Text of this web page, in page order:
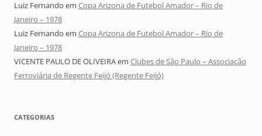
Luiz Fernando em Copa Arizona de Futebol Amador – Rio de
Janeiro – 1978
Luiz Fernando em Copa Arizona de Futebol Amador – Rio de
Janeiro – 1978
VICENTE PAULO DE OLIVEIRAem Clubes de São Paulo – Associação
Ferroviária de Regente Feijó (Regente Feijó)
CATEGORIAS